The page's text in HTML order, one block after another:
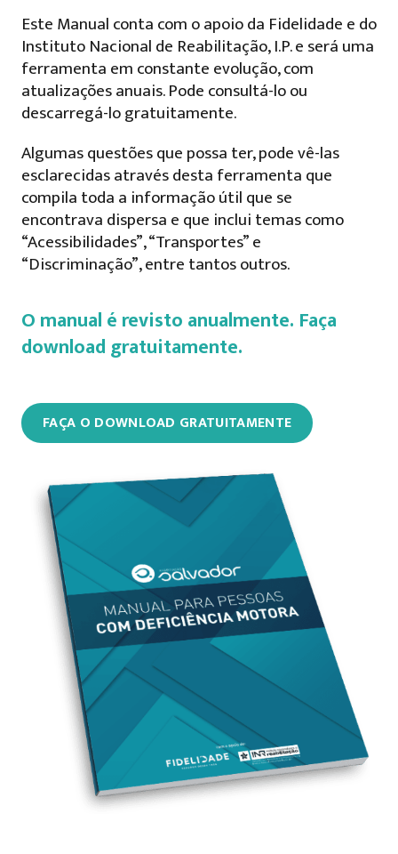
Este Manual conta com o apoio da Fidelidade e do
Instituto Nacional de Reabilitação, I.P. e será uma
ferramenta em constante evolução, com
atualizações anuais. Pode consultá-lo ou
descarregá-lo gratuitamente.
Algumas questões que possa ter, pode vê-las
esclarecidas através desta ferramenta que
compila toda a informação útil que se
encontrava dispersa e que inclui temas como
“Acessibilidades”, “Transportes” e
“Discriminação”, entre tantos outros.
O manual é revisto anualmente. Faça
download gratuitamente.
FAÇA O DOWNLOAD GRATUITAMENTE